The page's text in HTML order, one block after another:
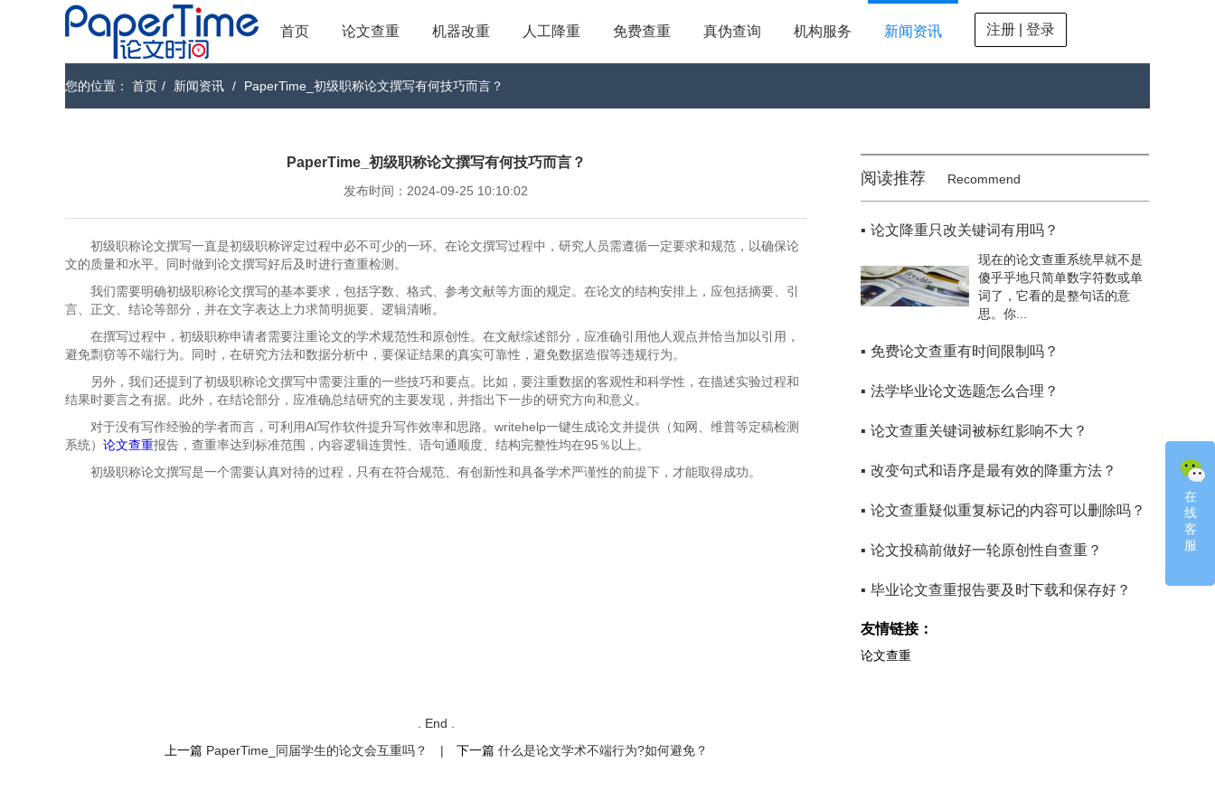
首页 论文查重 机器改重 人工降重 免费查重 真伪查询 机构服务 新闻资讯 注册 | 登录
在
线
客
服
您的位置： 首页 / 新闻资讯 / PaperTime_初级职称论文撰写有何技巧而言？
PaperTime_初级职称论文撰写有何技巧而言？
发布时间：2024-09-25 10:10:02
初级职称论文撰写一直是初级职称评定过程中必不可少的一环。在论文撰写过程中，研究人员需遵循一定要求和规范，以确保论
文的质量和水平。同时做到论文撰写好后及时进行查重检测。
我们需要明确初级职称论文撰写的基本要求，包括字数、格式、参考文献等方面的规定。在论文的结构安排上，应包括摘要、引
言、正文、结论等部分，并在文字表达上力求简明扼要、逻辑清晰。
在撰写过程中，初级职称申请者需要注重论文的学术规范性和原创性。在文献综述部分，应准确引用他人观点并恰当加以引用，
避免剽窃等不端行为。同时，在研究方法和数据分析中，要保证结果的真实可靠性，避免数据造假等违规行为。
另外，我们还提到了初级职称论文撰写中需要注重的一些技巧和要点。比如，要注重数据的客观性和科学性，在描述实验过程和
结果时要言之有据。此外，在结论部分，应准确总结研究的主要发现，并指出下一步的研究方向和意义。
对于没有写作经验的学者而言，可利用AI写作软件提升写作效率和思路。writehelp一键生成论文并提供（知网、维普等定稿检测
系统） 论文查重报告，查重率达到标准范围，内容逻辑连贯性、语句通顺度、结构完整性均在95％以上。
初级职称论文撰写是一个需要认真对待的过程，只有在符合规范、有创新性和具备学术严谨性的前提下，才能取得成功。
. End .
上一篇 PaperTime_同届学生的论文会互重吗？ | 下一篇 什么是论文学术不端行为?如何避免？
阅读推荐 Recommend
▪ 论文降重只改关键词有用吗？
现在的论文查重系统早就不是
傻乎乎地只简单数字符数或单
词了，它看的是整句话的意
思。你...
▪ 免费论文查重有时间限制吗？
▪ 法学毕业论文选题怎么合理？
▪ 论文查重关键词被标红影响不大？
▪ 改变句式和语序是最有效的降重方法？
▪ 论文查重疑似重复标记的内容可以删除吗？
▪ 论文投稿前做好一轮原创性自查重？
▪ 毕业论文查重报告要及时下载和保存好？
友情链接：
论文查重
在
线
客
服